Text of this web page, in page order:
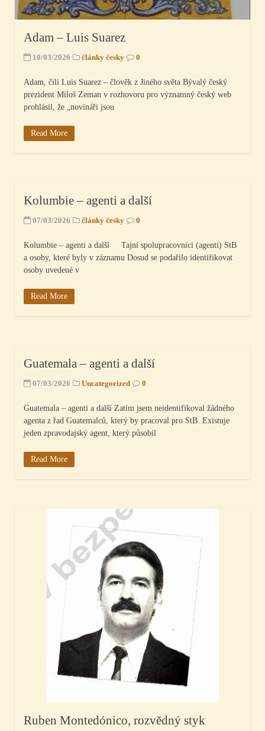
Adam – Luis Suarez
10/03/2026 články česky 0
Adam, čili Luis Suarez – člověk z Jiného světa Bývalý český
prezident Miloš Zeman v rozhovoru pro významný český web
prohlásil, že „novináři jsou
Read More
Kolumbie – agenti a další
07/03/2026 články česky 0
Kolumbie – agenti a další Tajní spolupracovníci (agenti) StB
a osoby, které byly v záznamu Dosud se podařilo identifikovat
osoby uvedené v
Read More
Guatemala – agenti a další
07/03/2026 Uncategorized 0
Guatemala – agenti a další Zatím jsem neidentifikoval žádného
agenta z řad Guatemalců, který by pracoval pro StB. Existuje
jeden zpravodajský agent, který působil
Read More
Ruben Montedónico, rozvědný styk